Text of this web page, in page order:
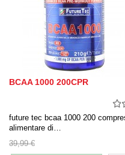
BCAA 1000 200CPR
future tec bcaa 1000 200
alimentare di…
39,99 €